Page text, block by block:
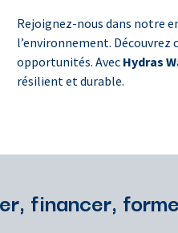
Rejoignez-nous dans notre
l’environnement.
opportunités. Avec Hydras
résilient et durable.
financer,